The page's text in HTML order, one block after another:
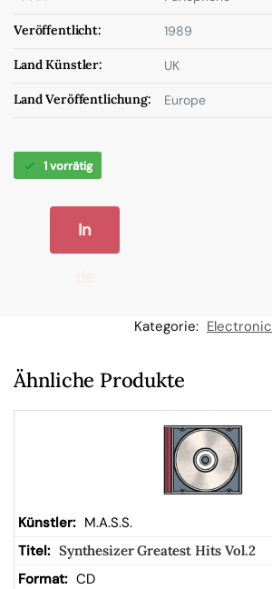
Veröffentlicht: 1989
Land Künstler: UK
Land Veröffentlichung: Europe
1 vorrätig
In
W
kor
b
Kategorie: Electronic
Ähnliche Produkte
M.A.S.S.
Synthesizer Greatest Hits Vol.2
CD